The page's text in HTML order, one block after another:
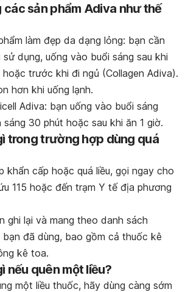
các sản phẩm Adiva như thế
làm đẹp da dạng lỏng: bạn cần
dụng, uống vào buổi sáng sau khi
trước khi đi ngủ (Collagen Adiva).
hơn khi uống lạnh.
Adiva: bạn uống vào buổi sáng
30 phút hoặc sau khi ăn 1 giờ.
trong trường hợp dùng quá
khẩn cấp hoặc quá liều, gọi ngay cho
115 hoặc đến trạm Y tế địa phương
ghi lại và mang theo danh sách
đã dùng, bao gồm cả thuốc kê
kê toa.
nếu quên một liều?
một liều thuốc, hãy dùng càng sớm